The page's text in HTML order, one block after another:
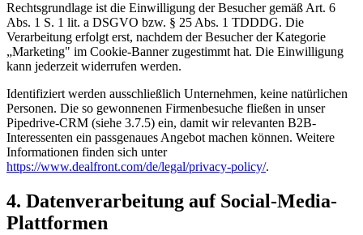
Rechtsgrundlage ist die Einwilligung der Besucher gemäß Art. 6
Abs. 1 S. 1 lit. a DSGVO bzw. § 25 Abs. 1 TDDDG. Die
Verarbeitung erfolgt erst, nachdem der Besucher der Kategorie
„Marketing" im Cookie-Banner zugestimmt hat. Die Einwilligung
kann jederzeit widerrufen werden.
Identifiziert werden ausschließlich Unternehmen, keine natürlichen
Personen. Die so gewonnenen Firmenbesuche fließen in unser
Pipedrive-CRM (siehe 3.7.5) ein, damit wir relevanten B2B-
Interessenten ein passgenaues Angebot machen können. Weitere
Informationen finden sich unter
https://www.dealfront.com/de/legal/privacy-policy/.
4. Datenverarbeitung auf Social-Media-
Plattformen